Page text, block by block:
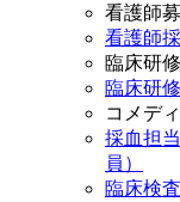
看護師
看護師
臨床研
臨床研
コメデ
採血担
員）
臨床検